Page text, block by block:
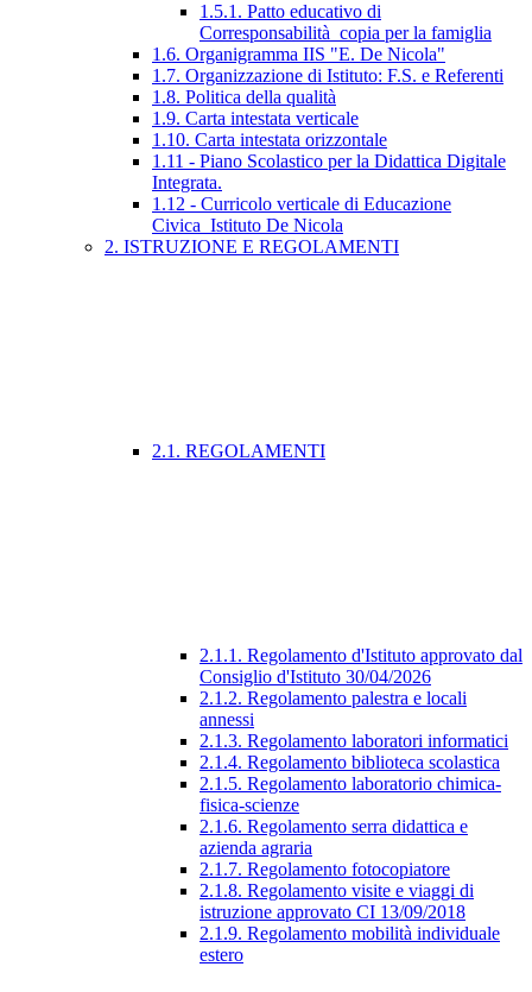
1.5.1. Patto educativo di
Corresponsabilità_copia per la famiglia
1.6. Organigramma IIS "E. De Nicola"
1.7. Organizzazione di Istituto: F.S. e Referenti
1.8. Politica della qualità
1.9. Carta intestata verticale
1.10. Carta intestata orizzontale
1.11 - Piano Scolastico per la Didattica Digitale
Integrata.
1.12 - Curricolo verticale di Educazione
Civica_Istituto De Nicola
2. ISTRUZIONE E REGOLAMENTI
2.1. REGOLAMENTI
2.1.1. Regolamento d'Istituto approvato dal
Consiglio d'Istituto 30/04/2026
2.1.2. Regolamento palestra e locali
annessi
2.1.3. Regolamento laboratori informatici
2.1.4. Regolamento biblioteca scolastica
2.1.5. Regolamento laboratorio chimica-
fisica-scienze
2.1.6. Regolamento serra didattica e
azienda agraria
2.1.7. Regolamento fotocopiatore
2.1.8. Regolamento visite e viaggi di
istruzione approvato CI 13/09/2018
2.1.9. Regolamento mobilità individuale
estero